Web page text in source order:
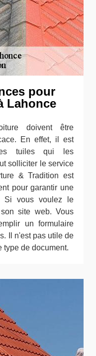
pour
Lahonce
doivent être
En effet, il est
tuiles qui les
solliciter le service
& Tradition est
pour garantir une
Si vous voulez le
site web. Vous
un formulaire
Il n'est pas utile de
type de document.